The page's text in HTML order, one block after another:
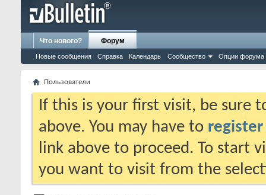
Что нового? Форум
Новые сообщения Справка Календарь Сообщество Опции форума
Пользователи
If this is your first visit, be sure
above. You may have to register
link above to proceed. To start
you want to visit from the